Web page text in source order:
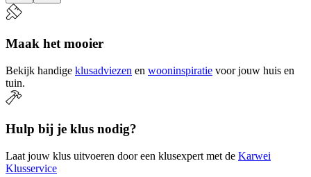
Maak het mooier
Bekijk handige klusadviezen en wooninspiratie voor jouw huis en
tuin.
Hulp bij je klus nodig?
Laat jouw klus uitvoeren door een klusexpert met de Karwei
Klusservice